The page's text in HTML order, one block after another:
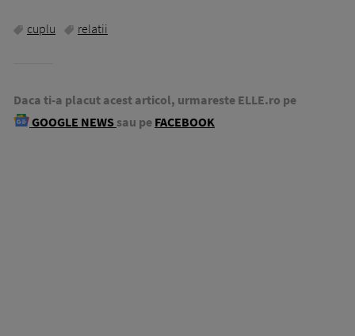
cuplu relatii
Daca ti-a placut acest articol, urmareste ELLE.ro pe
GOOGLE NEWS sau pe FACEBOOK